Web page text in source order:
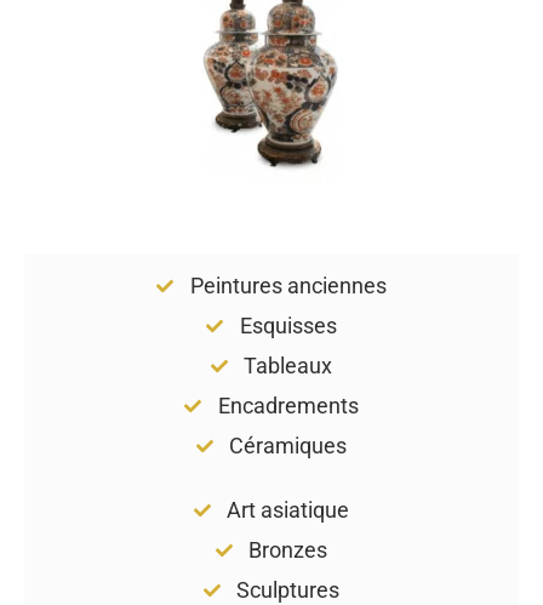
Peintures anciennes
Esquisses
Tableaux
Encadrements
Céramiques
Art asiatique
Bronzes
Sculptures